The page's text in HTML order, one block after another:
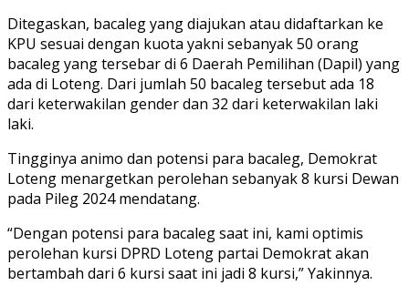
Ditegaskan, bacaleg yang diajukan atau didaftarkan ke
KPU sesuai dengan kuota yakni sebanyak 50 orang
bacaleg yang tersebar di 6 Daerah Pemilihan (Dapil) yang
ada di Loteng. Dari jumlah 50 bacaleg tersebut ada 18
dari keterwakilan gender dan 32 dari keterwakilan laki
laki.
Tingginya animo dan potensi para bacaleg, Demokrat
Loteng menargetkan perolehan sebanyak 8 kursi Dewan
pada Pileg 2024 mendatang.
“Dengan potensi para bacaleg saat ini, kami optimis
perolehan kursi DPRD Loteng partai Demokrat akan
bertambah dari 6 kursi saat ini jadi 8 kursi,” Yakinnya.